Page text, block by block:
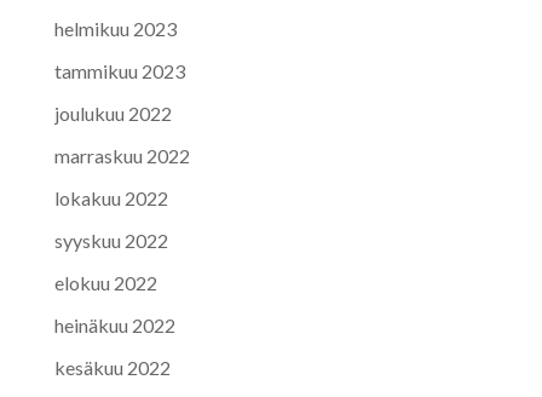
helmikuu 2023
tammikuu 2023
joulukuu 2022
marraskuu 2022
lokakuu 2022
syyskuu 2022
elokuu 2022
heinäkuu 2022
kesäkuu 2022